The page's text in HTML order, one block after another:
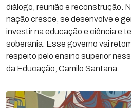
diálogo, reunião e reconstrução.
nação cresce, se desenvolve e
investir na educação e ciência e
soberania. Esse governo vai
respeito pelo ensino superior
da Educação, Camilo Santana.